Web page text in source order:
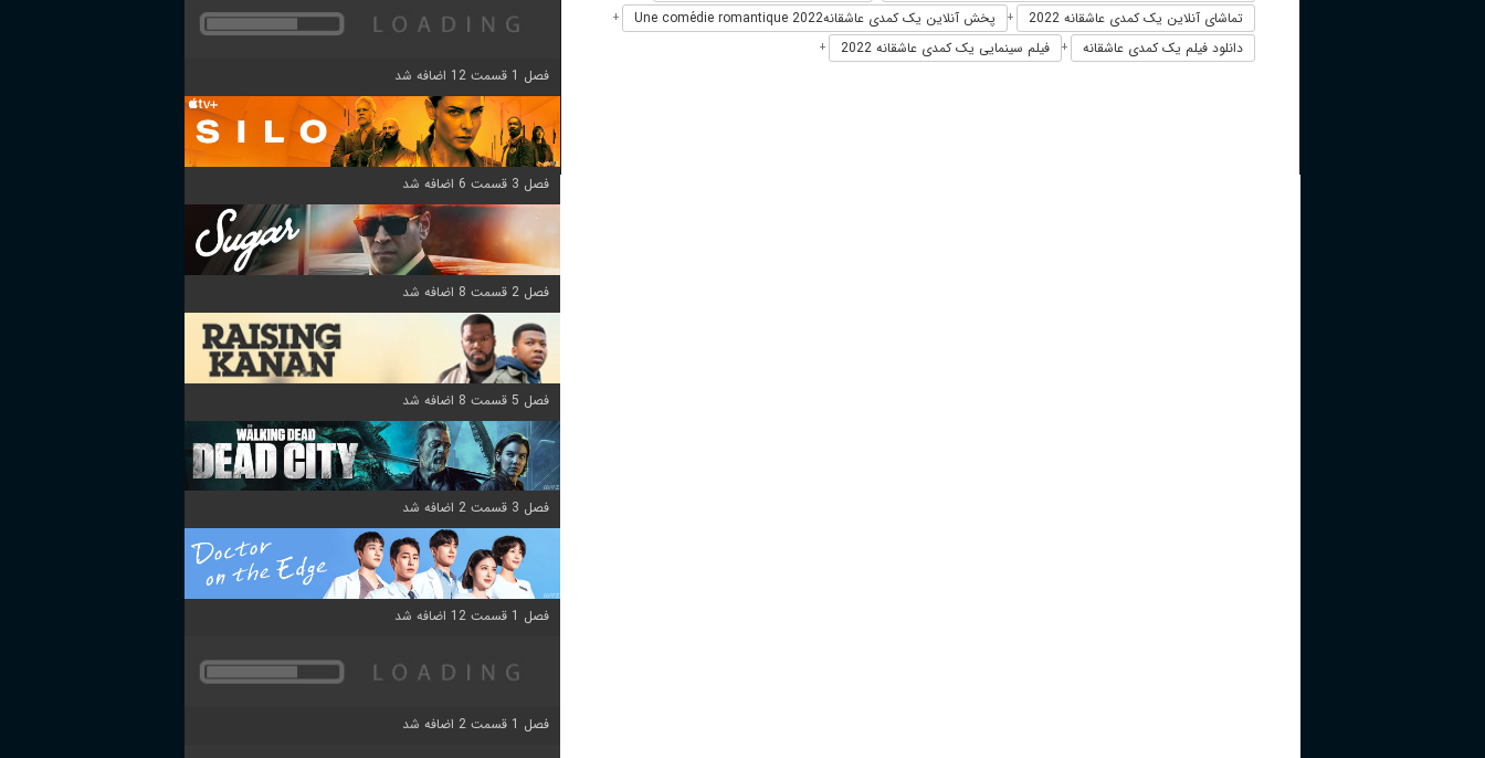
تماشای آنلاین یک کمدی عاشقانه 2022 + پخش آنلاین یک کمدی عاشقانهUne comédie romantique 2022 +
دانلود فیلم یک کمدی عاشقانه + فیلم سینمایی یک کمدی عاشقانه 2022 +
فصل 1 قسمت 12 اضافه شد
فصل 3 قسمت 6 اضافه شد
فصل 2 قسمت 8 اضافه شد
فصل 5 قسمت 8 اضافه شد
فصل 3 قسمت 2 اضافه شد
فصل 1 قسمت 12 اضافه شد
فصل 1 قسمت 2 اضافه شد